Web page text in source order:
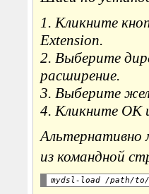
1. Кликните
Extension.
2. Выберите
расширение.
3. Выберите
4. Кликните OK
Альтернативно
из командной